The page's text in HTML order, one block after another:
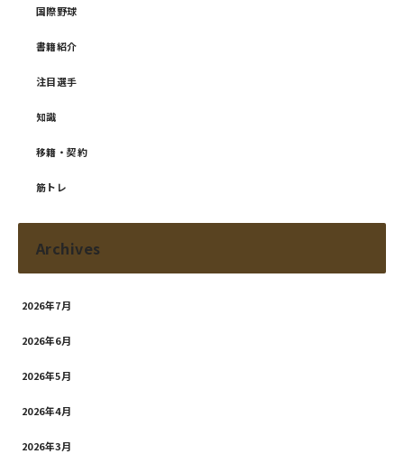
国際野球
書籍紹介
注目選手
知識
移籍・契約
筋トレ
Archives
2026年7月
2026年6月
2026年5月
2026年4月
2026年3月